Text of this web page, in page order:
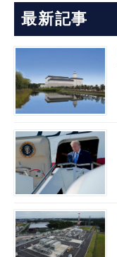
最新記事